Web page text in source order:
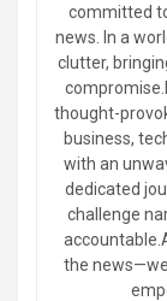
committed
news. In a
clutter,
thought-
business,
with an
dedicated
challenge
the